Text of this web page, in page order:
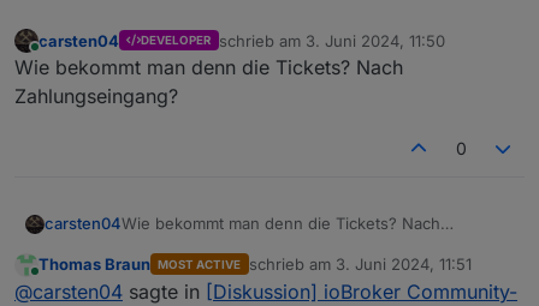
Online
carsten04 DEVELOPER schrieb am 3. Juni 2024, 11:50
zuletzt editiert von
Wie bekommt man denn die Tickets? Nach
Zahlungseingang?
0
carsten04Wie bekommt man denn die Tickets? Nach
Online
Thomas Braun MOST ACTIVE schrieb am 3. Juni 2024, 11:51
zuletzt editiert von
@carsten04 sagte in [Diskussion] ioBroker Community-